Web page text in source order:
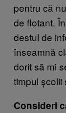
pentru că
de flotant.
destul de
înseamnă
dorit să mi
timpul școlii
Consideri